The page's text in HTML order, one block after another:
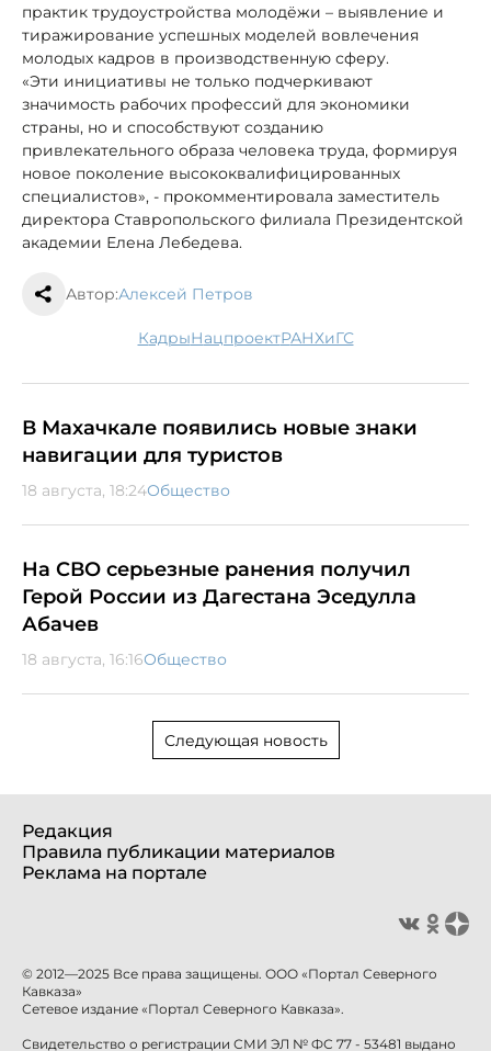
практик трудоустройства молодёжи – выявление и
тиражирование успешных моделей вовлечения
молодых кадров в производственную сферу.
«Эти инициативы не только подчеркивают
значимость рабочих профессий для экономики
страны, но и способствуют созданию
привлекательного образа человека труда, формируя
новое поколение высококвалифицированных
специалистов», - прокомментировала заместитель
директора Ставропольского филиала Президентской
академии Елена Лебедева.
Автор:Алексей Петров
кадры нацпроект РАНХиГС
В Махачкале появились новые знаки
навигации для туристов
18 августа, 18:24Общество
На СВО серьезные ранения получил
Герой России из Дагестана Эседулла
Абачев
18 августа, 16:16Общество
Следующая новость
Редакция
Правила публикации материалов
Реклама на портале
© 2012—2025 Все права защищены. ООО «Портал Северного
Кавказа»
Сетевое издание «Портал Северного Кавказа».
Свидетельство о регистрации СМИ ЭЛ № ФС 77 - 53481 выдано